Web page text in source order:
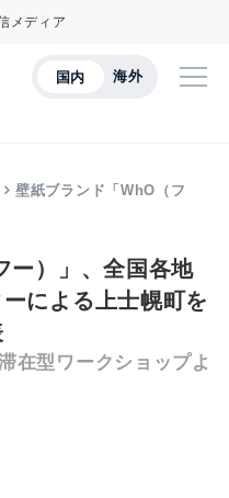
メディア
国内 海外
壁紙ブランド「WhO（フ
ー）」、全国各地
による上士幌町を
在型ワークショップよ